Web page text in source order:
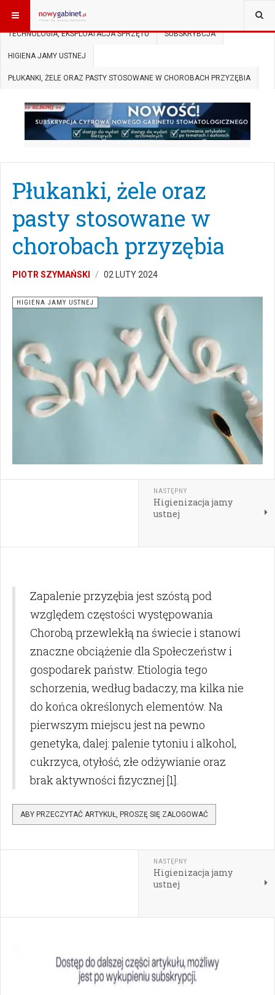
JESTEŚ TUTAJ: START
TECHNOLOGIA, EKSPLOATACJA SPRZĘTU SUBSKRYBCJA
HIGIENA JAMY USTNEJ
PŁUKANKI, ŻELE ORAZ PASTY STOSOWANE W CHOROBACH PRZYZĘBIA
Płukanki, żele oraz
pasty stosowane w
chorobach przyzębia
PIOTR SZYMAŃSKI 02 LUTY 2024
HIGIENA JAMY USTNEJ
NASTĘPNY
Higienizacja jamy
ustnej
Zapalenie przyzębia jest szóstą pod
względem częstości występowania
Chorobą przewlekłą na świecie i stanowi
znaczne obciążenie dla Społeczeństw i
gospodarek państw. Etiologia tego
schorzenia, według badaczy, ma kilka nie
do końca określonych elementów. Na
pierwszym miejscu jest na pewno
genetyka, dalej: palenie tytoniu i alkohol,
cukrzyca, otyłość, złe odżywianie oraz
brak aktywności fizycznej [1].
ABY PRZECZYTAĆ ARTYKUŁ, PROSZĘ SIĘ ZALOGOWAĆ
NASTĘPNY
Higienizacja jamy
ustnej